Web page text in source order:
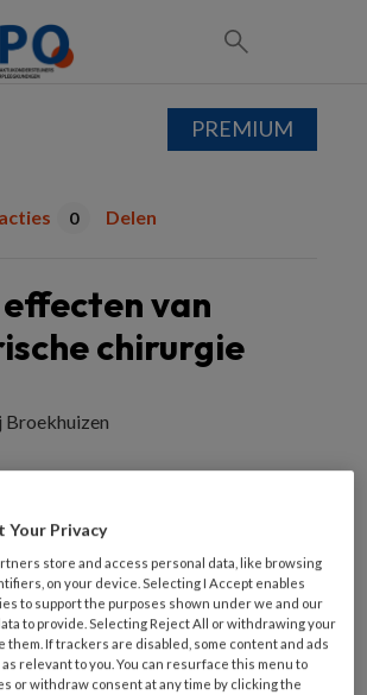
0 Delen
van
chirurgie
Broekhuizen
om af te vallen.
heeft echter niet alleen
op het
maar ook op
(waaronder diabetes) en
PREMIUM
Your Privacy
store and access personal data, like browsing
on your device. Selecting I Accept enables
to support the purposes shown under we and our
to provide. Selecting Reject All or withdrawing your
them. If trackers are disabled, some content and ads
as relevant to you. You can resurface this menu to
or withdraw consent at any time by clicking the